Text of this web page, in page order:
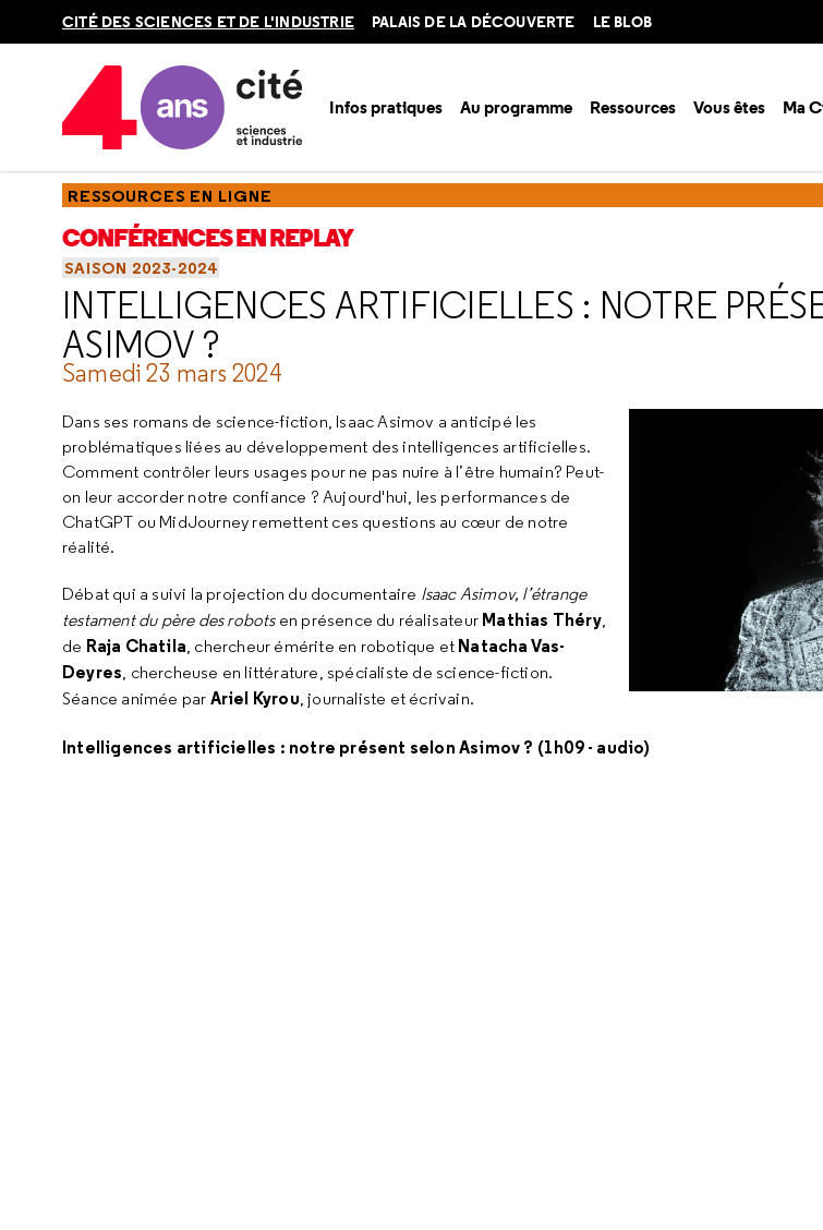
CITÉ DES SCIENCES ET DE L'INDUSTRIE PALAIS DE LA DÉCOUVERTE LE BLOB
Infos pratiques Au programme Ressources Vous êtes Ma
Accueil Ressources
RESSOURCES EN LIGNE
CONFÉRENCES EN REPLAY
SAISON 2023-2024
INTELLIGENCES ARTIFICIELLES : NOTRE
ASIMOV ?
Samedi 23 mars 2024
Dans ses romans de science-fiction, Isaac Asimov a anticipé les
problématiques liées au développement des intelligences artificielles.
Comment contrôler leurs usages pour ne pas nuire à l’être humain? Peut-
on leur accorder notre confiance ? Aujourd'hui, les performances de
ChatGPT ou MidJourney remettent ces questions au cœur de notre
réalité.
Débat qui a suivi la projection du documentaire Isaac Asimov, l’étrange
testament du père des robotsen présence du réalisateur Mathias Théry,
de Raja Chatila, chercheur émérite en robotique et Natacha Vas-
Deyres, chercheuse en littérature, spécialiste de science-fiction.
Séance animée par Ariel Kyrou, journaliste et écrivain.
Intelligences artificielles : notre présent selon Asimov ? (1h09 - audio)